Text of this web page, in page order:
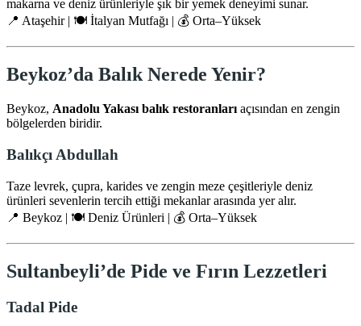
makarna ve deniz ürünleriyle şık bir yemek deneyimi sunar.
📍 Ataşehir | 🍽️ İtalyan Mutfağı | 💰 Orta–Yüksek
Beykoz’da Balık Nerede Yenir?
Beykoz, Anadolu Yakası balık restoranları açısından en zengin
bölgelerden biridir.
Balıkçı Abdullah
Taze levrek, çupra, karides ve zengin meze çeşitleriyle deniz
ürünleri sevenlerin tercih ettiği mekanlar arasında yer alır.
📍 Beykoz | 🍽️ Deniz Ürünleri | 💰 Orta–Yüksek
Sultanbeyli’de Pide ve Fırın Lezzetleri
Tadal Pide